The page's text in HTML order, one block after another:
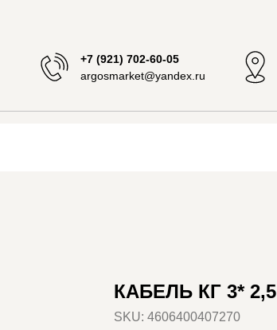
+7 (921) 702-60-05
argosmarket@yandex.ru
КАБЕЛЬ КГ 3* 2,5
SKU: 4606400407270